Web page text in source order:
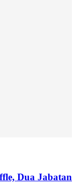
Dua Jabatan